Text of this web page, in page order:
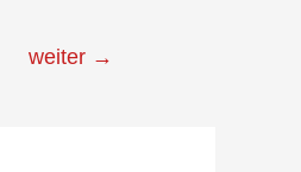
weiter →